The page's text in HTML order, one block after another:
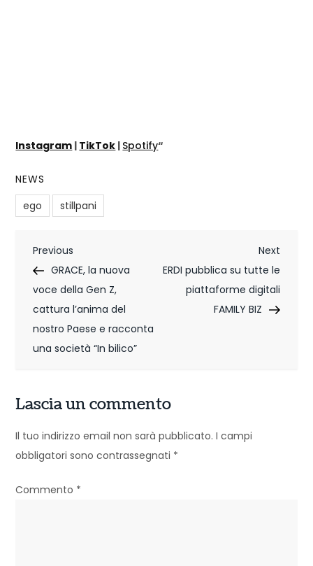
Instagram | TikTok | Spotify“
NEWS
ego
stillpani
N
a
v
i
z
i
n
Previous
Post
Previous
GRACE, la nuova
voce della Gen Z,
cattura l’anima del
nostro Paese e racconta
una società “In bilico”
Next
Post
Next
ERDI pubblica su tutte le
piattaforme digitali
FAMILY BIZ
Lascia un commento
Il tuo indirizzo email non sarà pubblicato. I campi
obbligatori sono contrassegnati *
Commento *